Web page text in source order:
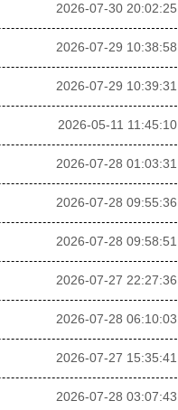
2026-07-30 20:02:25
2026-07-29 10:38:58
2026-07-29 10:39:31
2026-05-11 11:45:10
2026-07-28 01:03:31
2026-07-28 09:55:36
2026-07-28 09:58:51
2026-07-27 22:27:36
2026-07-28 06:10:03
2026-07-27 15:35:41
2026-07-28 03:07:43